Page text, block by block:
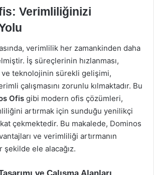
Verimliliğinizi
verimlilik her zamankinden daha
İş süreçlerinin hızlanması,
ve teknolojinin sürekli gelişimi,
çalışmasını zorunlu kılmaktadır. Bu
Ofis gibi modern ofis çözümleri,
artırmak için sunduğu yenilikçi
çekmektedir. Bu makalede, Dominos
ve verimliliği artırmanın
şekilde ele alacağız.
ve Çalışma Alanları